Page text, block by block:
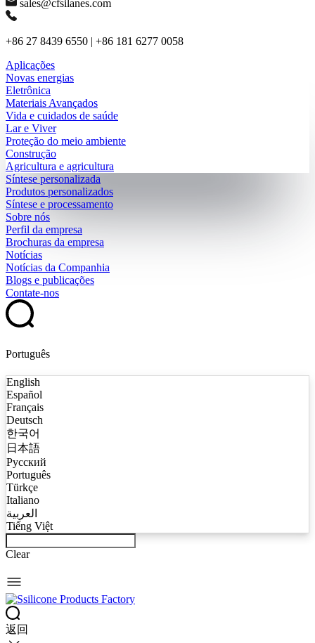
sales@cfsilanes.com
+86 27 8439 6550 | +86 181 6277 0058
Aplicações
Novas energias
Eletrônica
Materiais Avançados
Vida e cuidados de saúde
Lar e Viver
Proteção do meio ambiente
Construção
Agricultura e agricultura
Síntese personalizada
Produtos personalizados
Síntese e processamento
Sobre nós
Perfil da empresa
Brochuras da empresa
Notícias
Notícias da Companhia
Blogs e publicações
Contate-nos
Português
English
Español
Français
Deutsch
한국어
日本語
Русский
Português
Türkçe
Italiano
العربية
Tiếng Việt
Clear
返回